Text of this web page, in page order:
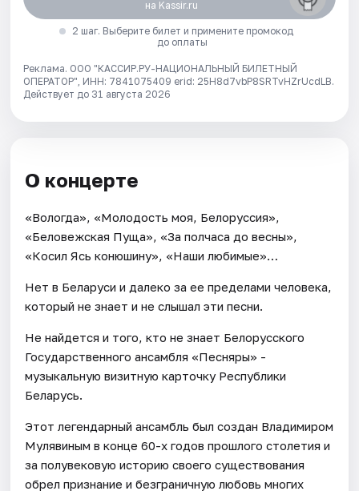
на Kassir.ru
2 шаг. Выберите билет и примените промокод
до оплаты
Реклама. ООО "КАССИР.РУ-НАЦИОНАЛЬНЫЙ БИЛЕТНЫЙ
ОПЕРАТОР", ИНН: 7841075409 erid: 25H8d7vbP8SRTvHZrUcdLB.
Действует до 31 августа 2026
О концерте
«Вологда», «Молодость моя, Белоруссия»,
«Беловежская Пуща», «За полчаса до весны»,
«Косил Ясь конюшину», «Наши любимые»…
Нет в Беларуси и далеко за ее пределами человека,
который не знает и не слышал эти песни.
Не найдется и того, кто не знает Белорусского
Государственного ансамбля «Песняры» -
музыкальную визитную карточку Республики
Беларусь.
Этот легендарный ансамбль был создан Владимиром
Мулявиным в конце 60-х годов прошлого столетия и
за полувековую историю своего существования
обрел признание и безграничную любовь многих